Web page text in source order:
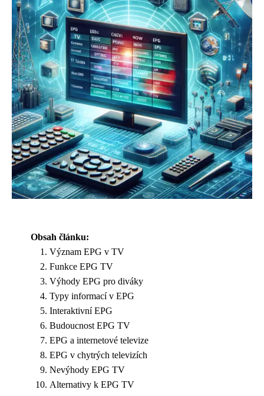
Obsah článku:
Význam EPG v TV
Funkce EPG TV
Výhody EPG pro diváky
Typy informací v EPG
Interaktivní EPG
Budoucnost EPG TV
EPG a internetové televize
EPG v chytrých televizích
Nevýhody EPG TV
Alternativy k EPG TV